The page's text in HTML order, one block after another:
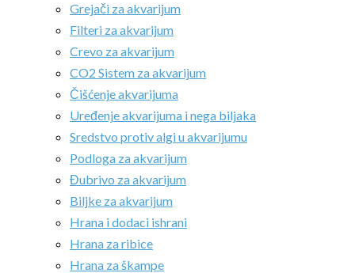
Grejači za akvarijum
Filteri za akvarijum
Crevo za akvarijum
CO2 Sistem za akvarijum
Čišćenje akvarijuma
Uređenje akvarijuma i nega biljaka
Sredstvo protiv algi u akvarijumu
Podloga za akvarijum
Đubrivo za akvarijum
Biljke za akvarijum
Hrana i dodaci ishrani
Hrana za ribice
Hrana za škampe